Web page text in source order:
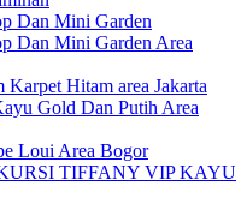
Dan Mini Garden
Dan Mini Garden Area
Hitam area Jakarta
Gold Dan Putih Area
Loui Area Bogor
TIFFANY VIP KAYU